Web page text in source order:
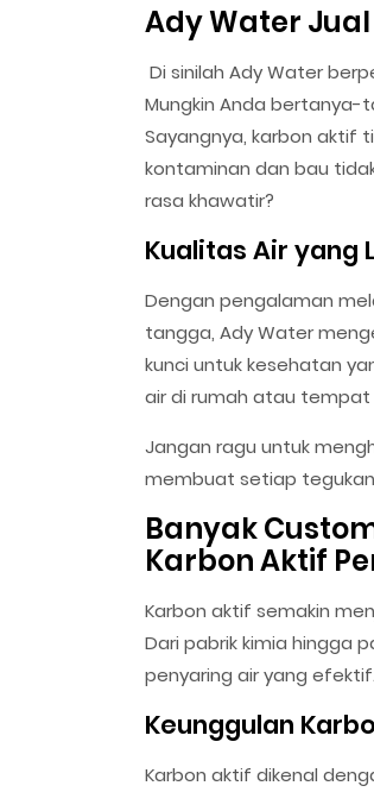
Ady Water
Di sinilah Ady Water
Mungkin Anda bertanya-
Sayangnya, karbon aktif
kontaminan dan bau
rasa khawatir?
Kualitas Air yang
Dengan pengalaman
tangga, Ady Water
kunci untuk kesehatan
air di rumah atau tempat
Jangan ragu untuk
membuat setiap
Banyak
Karbon Aktif
Karbon aktif semakin
Dari pabrik kimia hingga
penyaring air yang
Keunggulan
Karbon aktif dikenal